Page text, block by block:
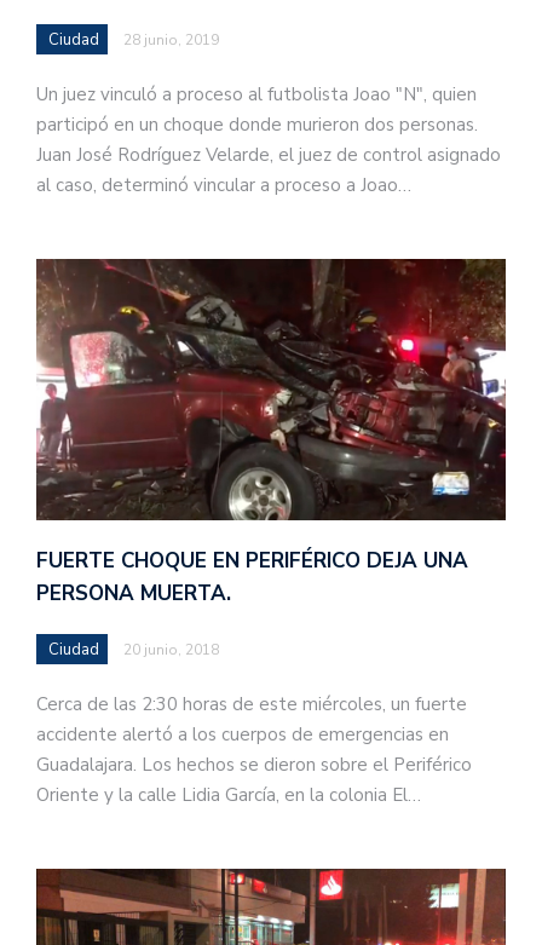
Ciudad 28 junio, 2019
Un juez vinculó a proceso al futbolista Joao "N", quien
participó en un choque donde murieron dos personas.
Juan José Rodríguez Velarde, el juez de control asignado
al caso, determinó vincular a proceso a Joao…
FUERTE CHOQUE EN PERIFÉRICO DEJA UNA
PERSONA MUERTA.
Ciudad 20 junio, 2018
Cerca de las 2:30 horas de este miércoles, un fuerte
accidente alertó a los cuerpos de emergencias en
Guadalajara. Los hechos se dieron sobre el Periférico
Oriente y la calle Lidia García, en la colonia El…